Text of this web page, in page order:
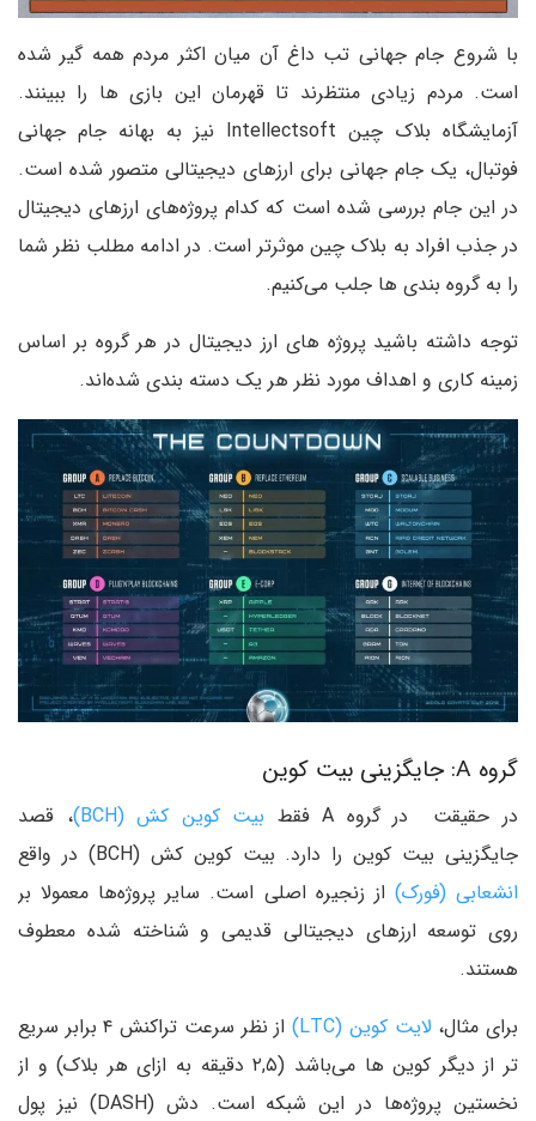
با شروع جام جهانی تب داغ آن میان اکثر مردم همه گیر شده
است. مردم زیادی منتظرند تا قهرمان این بازی ها را ببینند.
آزمایشگاه بلاک چین Intellectsoft نیز به بهانه جام جهانی
فوتبال، یک جام جهانی برای ارزهای دیجیتالی متصور شده است.
در این جام بررسی شده است که کدام پروژه‌های ارزهای دیجیتال
در جذب افراد به بلاک چین موثرتر است. در ادامه مطلب نظر شما
را به گروه بندی ها جلب می‌کنیم.
توجه داشته باشید پروژه های ارز دیجیتال در هر گروه بر اساس
زمینه کاری و اهداف مورد نظر هر یک دسته بندی شده‌اند.
گروه A: جایگزینی بیت کوین
در حقیقت در گروه A فقط بیت کوین کش (BCH)
، قصد
جایگزینی بیت کوین را دارد. بیت کوین کش (BCH) در واقع
انشعابی (فورک) از زنجیره اصلی است. سایر پروژه‌ها معمولا بر
روی توسعه ارزهای دیجیتالی قدیمی و شناخته شده معطوف
هستند.
برای مثال، لایت کوین (LTC)
از نظر سرعت تراکنش ۴ برابر سریع
تر از دیگر کوین ها می‌باشد (۲,۵ دقیقه به ازای هر بلاک) و از
نخستین پروژه‌ها در این شبکه است. دش (DASH) نیز پول